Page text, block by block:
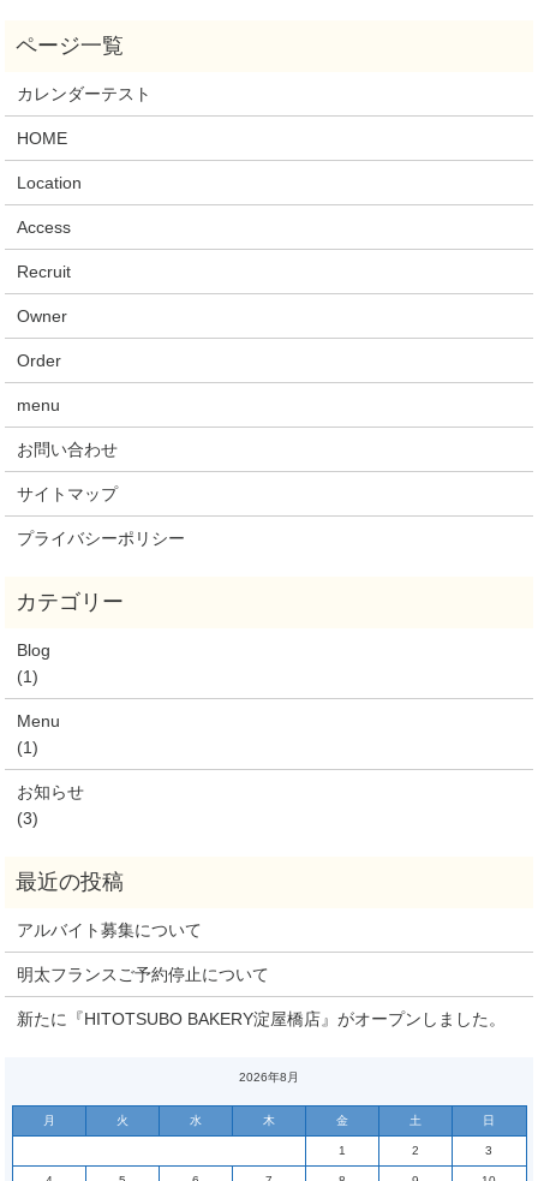
カレンダーテスト
HOME
Location
Access
Recruit
Owner
Order
menu
お問い合わせ
サイトマップ
プライバシーポリシー
Blog
(1)
Menu
(1)
お知らせ
(3)
アルバイト募集について
明太フランスご予約停止について
新たに『HITOTSUBO BAKERY淀屋橋店』がオープンしました。
2026年8月
月 火 水 木 金 土 日
1 2 3